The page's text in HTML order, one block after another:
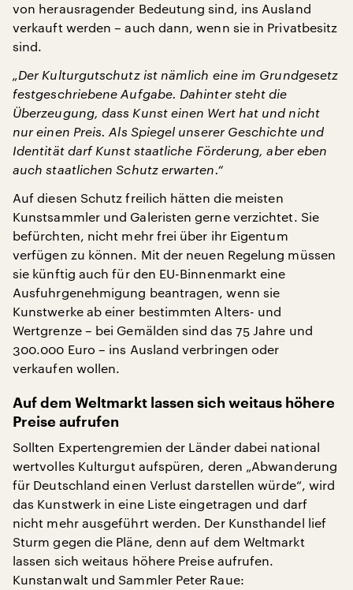
von herausragender Bedeutung sind, ins Ausland
verkauft werden – auch dann, wenn sie in Privatbesitz
sind.
„Der Kulturgutschutz ist nämlich eine im Grundgesetz
festgeschriebene Aufgabe. Dahinter steht die
Überzeugung, dass Kunst einen Wert hat und nicht
nur einen Preis. Als Spiegel unserer Geschichte und
Identität darf Kunst staatliche Förderung, aber eben
auch staatlichen Schutz erwarten.“
Auf diesen Schutz freilich hätten die meisten
Kunstsammler und Galeristen gerne verzichtet. Sie
befürchten, nicht mehr frei über ihr Eigentum
verfügen zu können. Mit der neuen Regelung müssen
sie künftig auch für den EU-Binnenmarkt eine
Ausfuhrgenehmigung beantragen, wenn sie
Kunstwerke ab einer bestimmten Alters- und
Wertgrenze – bei Gemälden sind das 75 Jahre und
300.000 Euro – ins Ausland verbringen oder
verkaufen wollen.
Auf dem Weltmarkt lassen sich weitaus höhere
Preise aufrufen
Sollten Expertengremien der Länder dabei national
wertvolles Kulturgut aufspüren, deren „Abwanderung
für Deutschland einen Verlust darstellen würde“, wird
das Kunstwerk in eine Liste eingetragen und darf
nicht mehr ausgeführt werden. Der Kunsthandel lief
Sturm gegen die Pläne, denn auf dem Weltmarkt
lassen sich weitaus höhere Preise aufrufen.
Kunstanwalt und Sammler Peter Raue: